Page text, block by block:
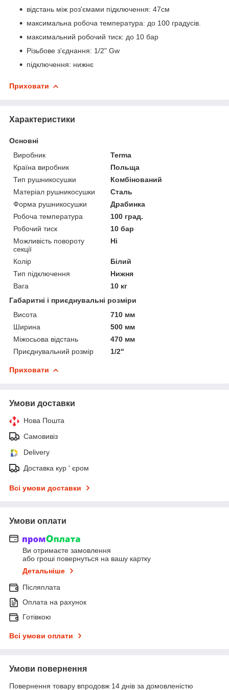
відстань між роз'ємами підключення: 47см
максимальна робоча температура: до 100 градусів.
максимальний робочий тиск: до 10 бар
Різьбове з'єднання: 1/2" Gw
підключення: нижнє
Приховати
Характеристики
Основні
Виробник
Terma
Країна виробник
Польща
Тип рушникосушки
Комбінований
Матеріал рушникосушки
Сталь
Форма рушникосушки
Драбинка
Робоча температура
100 град.
Робочий тиск
10 бар
Можливість повороту
секції
Ні
Колір
Білий
Тип підключення
Нижня
Вага
10 кг
Габаритні і приєднувальні розміри
Висота
710 мм
Ширина
500 мм
Міжосьова відстань
470 мм
Приєднувальний розмір
1/2"
Приховати
Умови доставки
Нова Пошта
Самовивіз
Delivery
Доставка кур ' єром
Всі умови доставки
Умови оплати
Ви отримаєте замовлення
або гроші повернуться на вашу картку
Детальніше
Післяплата
Оплата на рахунок
Готівкою
Всі умови оплати
Умови повернення
Повернення товару впродовж 14 днів за домовленістю